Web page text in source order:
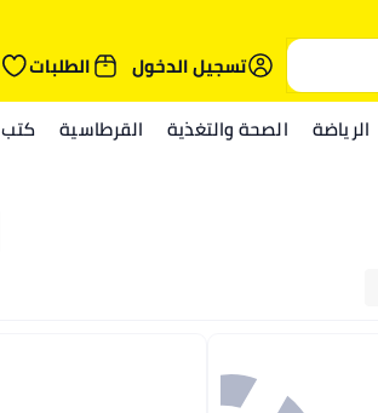
تسجيل الدخول
الطلبات
الرياضة الصحة والتغذية القرطاسية كتب